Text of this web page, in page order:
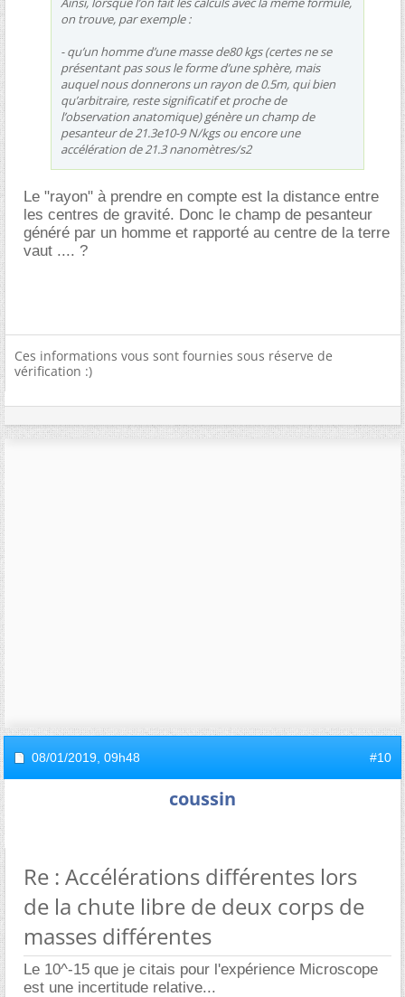
on trouve, par exemple :
- qu’un homme d’une masse de80 kgs (certes ne se
présentant pas sous le forme d’une sphère, mais
auquel nous donnerons un rayon de 0.5m, qui bien
qu’arbitraire, reste significatif et proche de
l’observation anatomique) génère un champ de
pesanteur de 21.3e10-9 N/kgs ou encore une
accélération de 21.3 nanomètres/s2
Le "rayon" à prendre en compte est la distance entre
les centres de gravité. Donc le champ de pesanteur
généré par un homme et rapporté au centre de la terre
vaut .... ?
Ces informations vous sont fournies sous réserve de
vérification :)
08/01/2019, 09h48 #10
coussin
Re : Accélérations différentes lors
de la chute libre de deux corps de
masses différentes
Le 10^-15 que je citais pour l'expérience Microscope
est une incertitude relative...